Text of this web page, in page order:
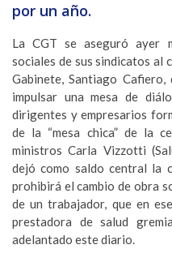
por un año.
La CGT se aseguró ayer
sociales de sus sindicatos al
Gabinete, Santiago Cafiero,
impulsar una mesa de
dirigentes y empresarios
de la “mesa chica” de la
ministros Carla Vizzotti
dejó como saldo central la
prohibirá el cambio de obra
de un trabajador, que en
prestadora de salud
adelantado este diario.